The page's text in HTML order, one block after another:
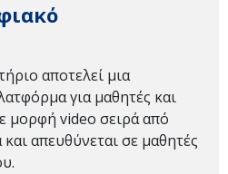
αποτελεί μια
για μαθητές και
μορφή video σειρά από
απευθύνεται σε μαθητές